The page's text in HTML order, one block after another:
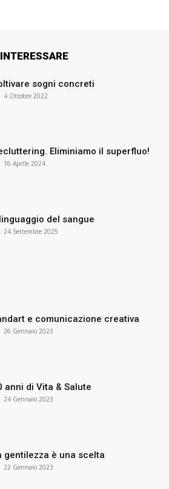
sogni concreti
- 4 Ottobre 2022
Eliminiamo il superfluo!
- 16 Aprile 2024
del sangue
- 24 Settembre 2025
e comunicazione creativa
- 26 Gennaio 2023
anni di Vita & Salute
- 24 Gennaio 2023
gentilezza è una scelta
- 22 Gennaio 2023